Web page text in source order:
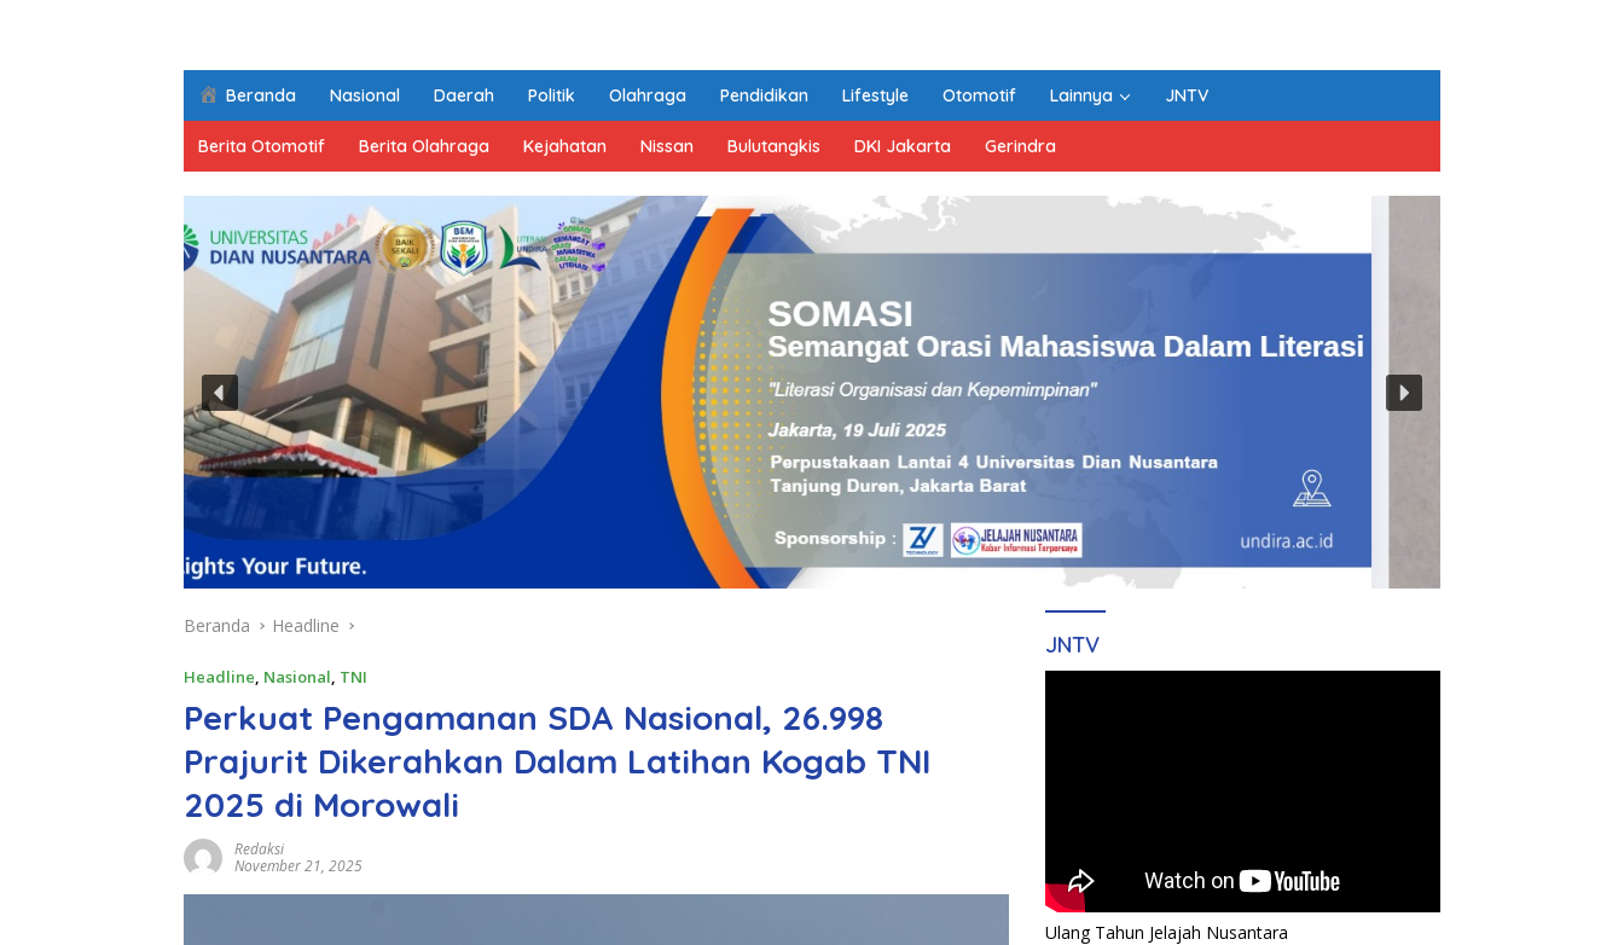
Beranda Nasional Daerah Politik Olahraga Pendidikan Lifestyle Otomotif Lainnya JNTV
Berita Otomotif Berita Olahraga Kejahatan Nissan Bulutangkis DKI Jakarta Gerindra
Beranda Headline
Headline, Nasional, TNI
Perkuat Pengamanan SDA Nasional, 26.998
Prajurit Dikerahkan Dalam Latihan Kogab TNI
2025 di Morowali
Redaksi
November 21, 2025
JNTV
Ulang Tahun Jelajah Nusantara